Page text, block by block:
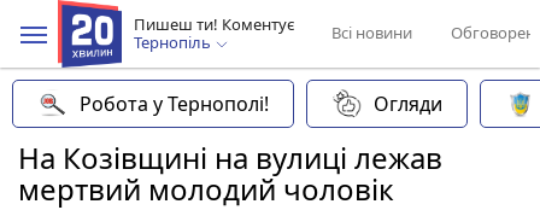
Пишеш ти! Коментує
Тернопіль
Всі новини
Робота у Тернополі! Огляди
На Козівщині на вулиці лежав
мертвий молодий чоловік